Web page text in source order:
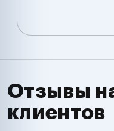
Отзывы
клиентов